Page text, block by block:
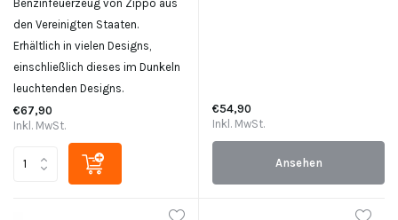
Benzinfeuerzeug von Zippo aus
den Vereinigten Staaten.
Erhältlich in vielen Designs,
einschließlich dieses im Dunkeln
leuchtenden Designs.
€67,90
Inkl. MwSt.
€54,90
Inkl. MwSt.
Ansehen